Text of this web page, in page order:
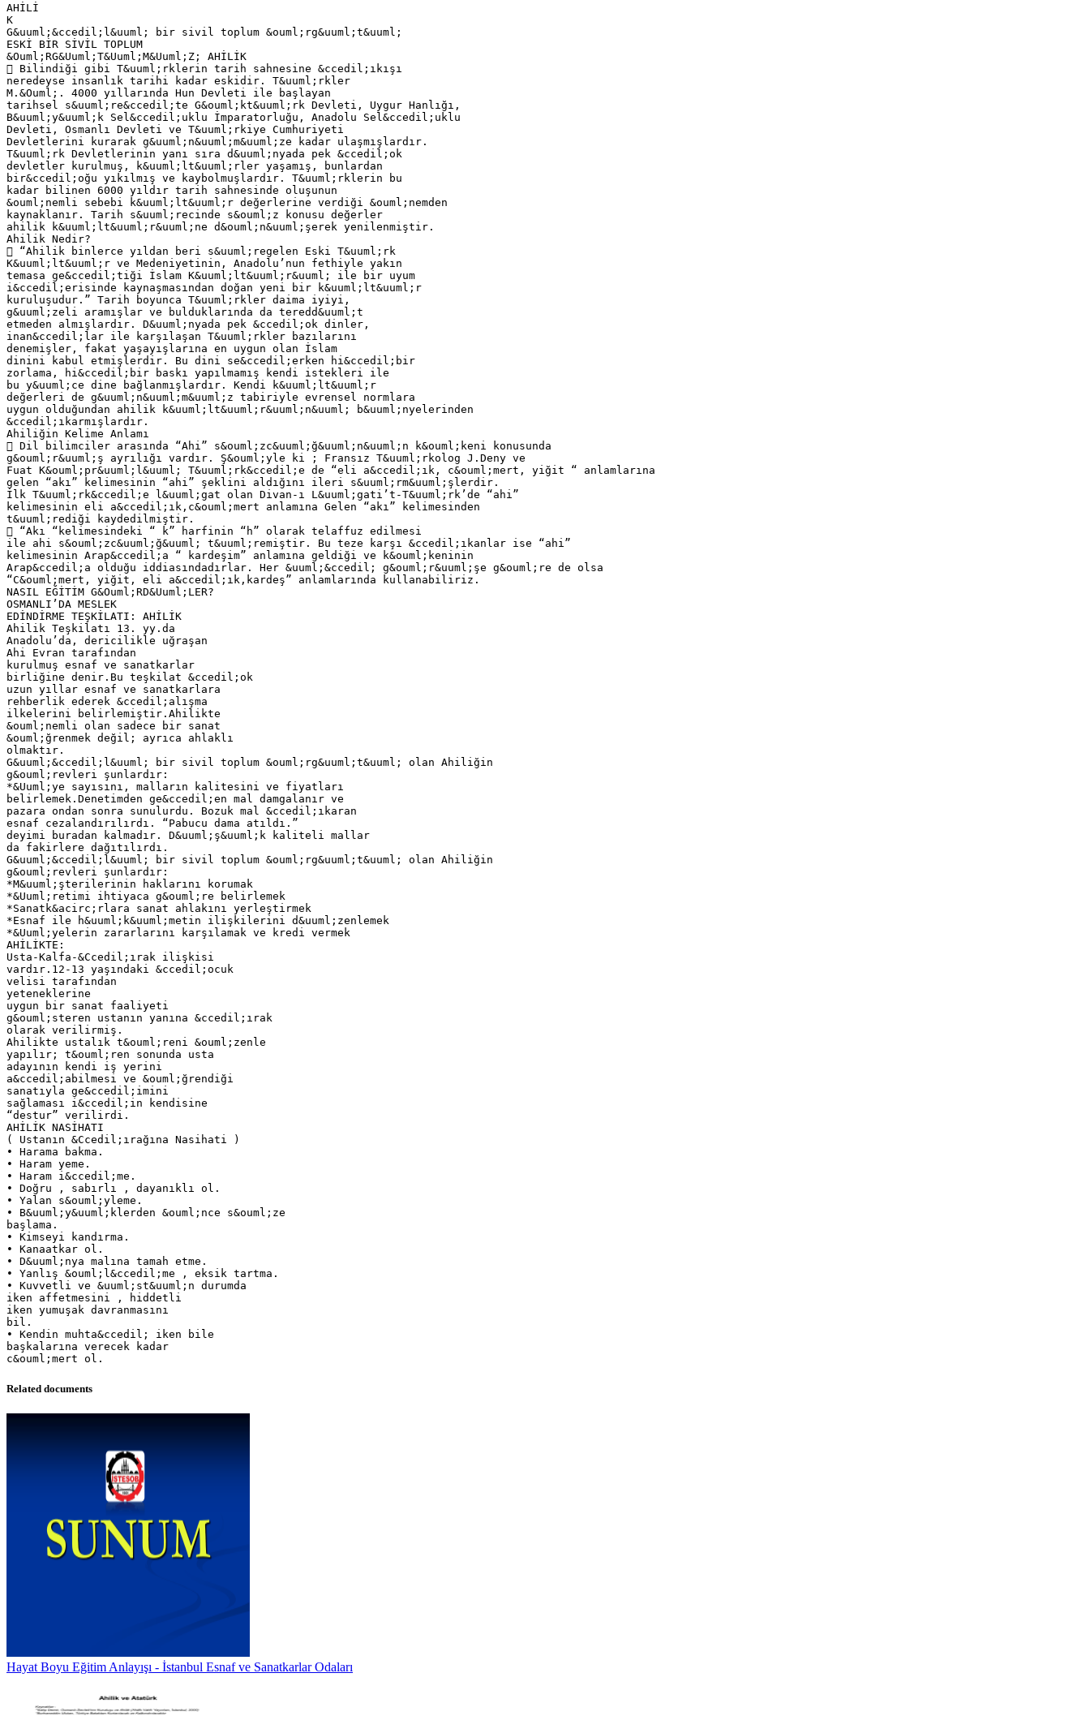
AHİLİ
K
G&uuml;&ccedil;l&uuml; bir sivil toplum &ouml;rg&uuml;t&uuml;
ESKİ BİR SİVİL TOPLUM
&Ouml;RG&Uuml;T&Uuml;M&Uuml;Z; AHİLİK
 Bilindiği gibi T&uuml;rklerin tarih sahnesine &ccedil;ıkışı
neredeyse insanlık tarihi kadar eskidir. T&uuml;rkler
M.&Ouml;. 4000 yıllarında Hun Devleti ile başlayan
tarihsel s&uuml;re&ccedil;te G&ouml;kt&uuml;rk Devleti, Uygur Hanlığı,
B&uuml;y&uuml;k Sel&ccedil;uklu İmparatorluğu, Anadolu Sel&ccedil;uklu
Devleti, Osmanlı Devleti ve T&uuml;rkiye Cumhuriyeti
Devletlerini kurarak g&uuml;n&uuml;m&uuml;ze kadar ulaşmışlardır.
T&uuml;rk Devletlerinin yanı sıra d&uuml;nyada pek &ccedil;ok
devletler kurulmuş, k&uuml;lt&uuml;rler yaşamış, bunlardan
bir&ccedil;oğu yıkılmış ve kaybolmuşlardır. T&uuml;rklerin bu
kadar bilinen 6000 yıldır tarih sahnesinde oluşunun
&ouml;nemli sebebi k&uuml;lt&uuml;r değerlerine verdiği &ouml;nemden
kaynaklanır. Tarih s&uuml;recinde s&ouml;z konusu değerler
ahilik k&uuml;lt&uuml;r&uuml;ne d&ouml;n&uuml;şerek yenilenmiştir.
Ahilik Nedir?
 “Ahilik binlerce yıldan beri s&uuml;regelen Eski T&uuml;rk
K&uuml;lt&uuml;r ve Medeniyetinin, Anadolu’nun fethiyle yakın
temasa ge&ccedil;tiği İslam K&uuml;lt&uuml;r&uuml; ile bir uyum
i&ccedil;erisinde kaynaşmasından doğan yeni bir k&uuml;lt&uuml;r
kuruluşudur.” Tarih boyunca T&uuml;rkler daima iyiyi,
g&uuml;zeli aramışlar ve bulduklarında da teredd&uuml;t
etmeden almışlardır. D&uuml;nyada pek &ccedil;ok dinler,
inan&ccedil;lar ile karşılaşan T&uuml;rkler bazılarını
denemişler, fakat yaşayışlarına en uygun olan İslam
dinini kabul etmişlerdir. Bu dini se&ccedil;erken hi&ccedil;bir
zorlama, hi&ccedil;bir baskı yapılmamış kendi istekleri ile
bu y&uuml;ce dine bağlanmışlardır. Kendi k&uuml;lt&uuml;r
değerleri de g&uuml;n&uuml;m&uuml;z tabiriyle evrensel normlara
uygun olduğundan ahilik k&uuml;lt&uuml;r&uuml;n&uuml; b&uuml;nyelerinden
&ccedil;ıkarmışlardır.
Ahiliğin Kelime Anlamı
 Dil bilimciler arasında “Ahi” s&ouml;zc&uuml;ğ&uuml;n&uuml;n k&ouml;keni konusunda
g&ouml;r&uuml;ş ayrılığı vardır. Ş&ouml;yle ki ; Fransız T&uuml;rkolog J.Deny ve
Fuat K&ouml;pr&uuml;l&uuml; T&uuml;rk&ccedil;e de “eli a&ccedil;ık, c&ouml;mert, yiğit “ anlamlarına
gelen “akı” kelimesinin “ahi” şeklini aldığını ileri s&uuml;rm&uuml;şlerdir.
İlk T&uuml;rk&ccedil;e l&uuml;gat olan Divan-ı L&uuml;gati’t-T&uuml;rk’de “ahi”
kelimesinin eli a&ccedil;ık,c&ouml;mert anlamına Gelen “akı” kelimesinden
t&uuml;rediği kaydedilmiştir.
 “Akı “kelimesindeki “ k” harfinin “h” olarak telaffuz edilmesi
ile ahi s&ouml;zc&uuml;ğ&uuml; t&uuml;remiştir. Bu teze karşı &ccedil;ıkanlar ise “ahi”
kelimesinin Arap&ccedil;a “ kardeşim” anlamına geldiği ve k&ouml;keninin
Arap&ccedil;a olduğu iddiasındadırlar. Her &uuml;&ccedil; g&ouml;r&uuml;şe g&ouml;re de olsa
“C&ouml;mert, yiğit, eli a&ccedil;ık,kardeş” anlamlarında kullanabiliriz.
NASIL EĞİTİM G&Ouml;RD&Uuml;LER?
OSMANLI’DA MESLEK
EDİNDİRME TEŞKİLATI: AHİLİK
Ahilik Teşkilatı 13. yy.da
Anadolu’da, dericilikle uğraşan
Ahi Evran tarafından
kurulmuş esnaf ve sanatkarlar
birliğine denir.Bu teşkilat &ccedil;ok
uzun yıllar esnaf ve sanatkarlara
rehberlik ederek &ccedil;alışma
ilkelerini belirlemiştir.Ahilikte
&ouml;nemli olan sadece bir sanat
&ouml;ğrenmek değil; ayrıca ahlaklı
olmaktır.
G&uuml;&ccedil;l&uuml; bir sivil toplum &ouml;rg&uuml;t&uuml; olan Ahiliğin
g&ouml;revleri şunlardır:
*&Uuml;ye sayısını, malların kalitesini ve fiyatları
belirlemek.Denetimden ge&ccedil;en mal damgalanır ve
pazara ondan sonra sunulurdu. Bozuk mal &ccedil;ıkaran
esnaf cezalandırılırdı. “Pabucu dama atıldı.”
deyimi buradan kalmadır. D&uuml;ş&uuml;k kaliteli mallar
da fakirlere dağıtılırdı.
G&uuml;&ccedil;l&uuml; bir sivil toplum &ouml;rg&uuml;t&uuml; olan Ahiliğin
g&ouml;revleri şunlardır:
*M&uuml;şterilerinin haklarını korumak
*&Uuml;retimi ihtiyaca g&ouml;re belirlemek
*Sanatk&acirc;rlara sanat ahlakını yerleştirmek
*Esnaf ile h&uuml;k&uuml;metin ilişkilerini d&uuml;zenlemek
*&Uuml;yelerin zararlarını karşılamak ve kredi vermek
AHİLİKTE:
Usta-Kalfa-&Ccedil;ırak ilişkisi
vardır.12-13 yaşındaki &ccedil;ocuk
velisi tarafından
yeteneklerine
uygun bir sanat faaliyeti
g&ouml;steren ustanın yanına &ccedil;ırak
olarak verilirmiş.
Ahilikte ustalık t&ouml;reni &ouml;zenle
yapılır; t&ouml;ren sonunda usta
adayının kendi iş yerini
a&ccedil;abilmesi ve &ouml;ğrendiği
sanatıyla ge&ccedil;imini
sağlaması i&ccedil;in kendisine
“destur” verilirdi.
AHİLİK NASİHATI
( Ustanın &Ccedil;ırağına Nasihati )
• Harama bakma.
• Haram yeme.
• Haram i&ccedil;me.
• Doğru , sabırlı , dayanıklı ol.
• Yalan s&ouml;yleme.
• B&uuml;y&uuml;klerden &ouml;nce s&ouml;ze
başlama.
• Kimseyi kandırma.
• Kanaatkar ol.
• D&uuml;nya malına tamah etme.
• Yanlış &ouml;l&ccedil;me , eksik tartma.
• Kuvvetli ve &uuml;st&uuml;n durumda
iken affetmesini , hiddetli
iken yumuşak davranmasını
bil.
• Kendin muhta&ccedil; iken bile
başkalarına verecek kadar
Related documents
Hayat Boyu Eğitim Anlayışı - İstanbul Esnaf ve Sanatkarlar Odaları